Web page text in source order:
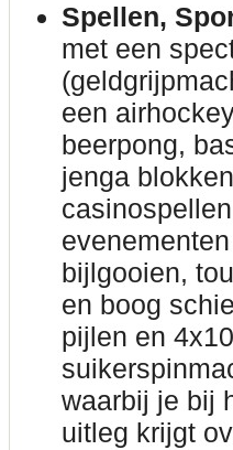
Spellen,
met een
een
beerpong,
jenga
bijlgooien,
en boog
pijlen en
waarbij je bij
uitleg krijgt